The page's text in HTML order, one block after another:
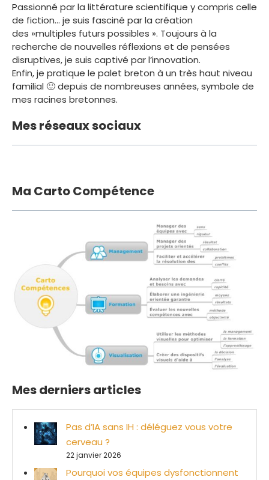
Passionné par la littérature scientifique y compris celle
de fiction… je suis fasciné par la création
des »multiples futurs possibles ». Toujours à la
recherche de nouvelles réflexions et de pensées
disruptives, je suis captivé par l’innovation.
Enfin, je pratique le palet breton à un très haut niveau
familial 🙂 depuis de nombreuses années, symbole de
mes racines bretonnes.
Mes réseaux sociaux
Ma Carto Compétence
Mes derniers articles
Pas d’IA sans IH : déléguez vous votre
cerveau ?
22 janvier 2026
Pourquoi vos équipes dysfonctionnent